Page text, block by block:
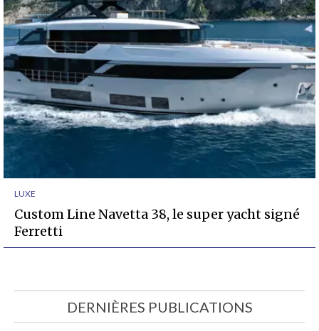
LUXE
Custom Line Navetta 38, le super yacht signé
Ferretti
DERNIÈRES PUBLICATIONS